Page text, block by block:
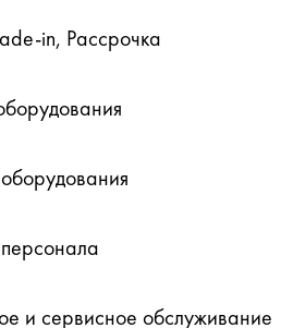
in, Рассрочка
и сервисное обслуживание